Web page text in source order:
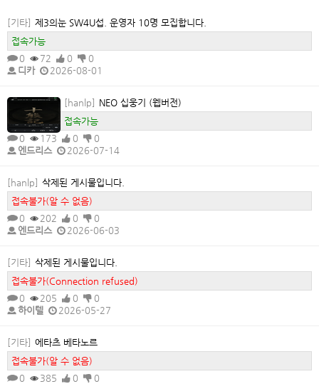
[기타] 제3의눈 SW4U섭. 운영자 10명 모집합니다.
접속가능
0
72 0
0
디카
2026-08-01
[hanlp] NEO 십웅기 (웹버전)
접속가능
0
173 0
0
엔드리스
2026-07-14
[hanlp] 삭제된 게시물입니다.
접속불가(알 수 없음)
0
202 0
0
엔드리스
2026-06-03
[기타] 삭제된 게시물입니다.
접속불가(Connection refused)
0
205 0
0
하이텔
2026-05-27
[기타] 에타츠 베타노르
접속불가(알 수 없음)
0
385 0
0